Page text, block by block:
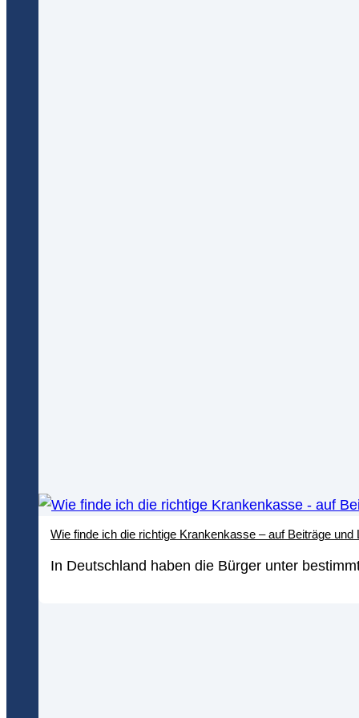
Wie finde ich die richtige Krankenkasse – auf Beiträge und
In Deutschland haben die Bürger unter